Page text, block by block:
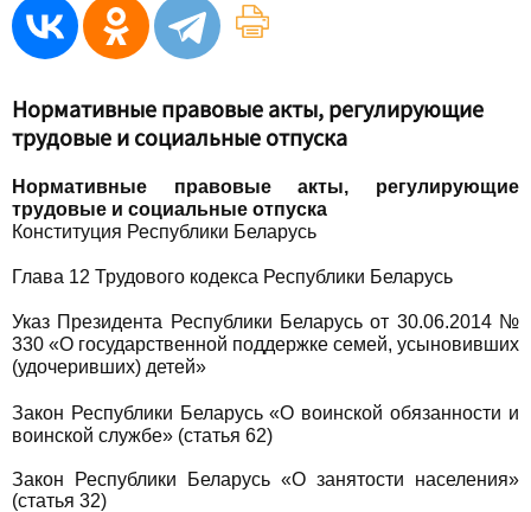
Нормативные правовые акты, регулирующие
трудовые и социальные отпуска
Нормативные правовые акты, регулирующие
трудовые и социальные отпуска
Конституция Республики Беларусь
Глава 12 Трудового кодекса Республики Беларусь
Указ Президента Республики Беларусь от 30.06.2014 №
330 «О государственной поддержке семей, усыновивших
(удочеривших) детей»
Закон Республики Беларусь «О воинской обязанности и
воинской службе» (статья 62)
Закон Республики Беларусь «О занятости населения»
(статья 32)